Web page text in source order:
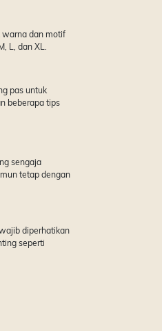
warna dan motif
L, dan XL.
pas untuk
beberapa tips
sengaja
tetap dengan
diperhatikan
seperti